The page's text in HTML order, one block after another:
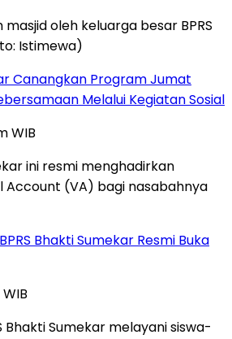
Canangkan Program Jumat
Melalui Kegiatan Sosial
WIB
Bhakti Sumekar Resmi Buka